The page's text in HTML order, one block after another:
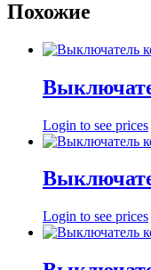
Похожие
Login to see prices
Login to see prices